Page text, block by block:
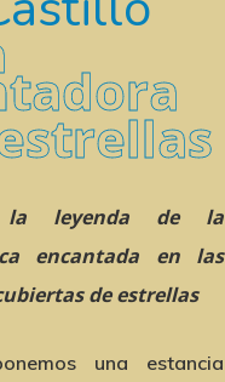
la leyenda de la
encantada en las
de estrellas
una estancia